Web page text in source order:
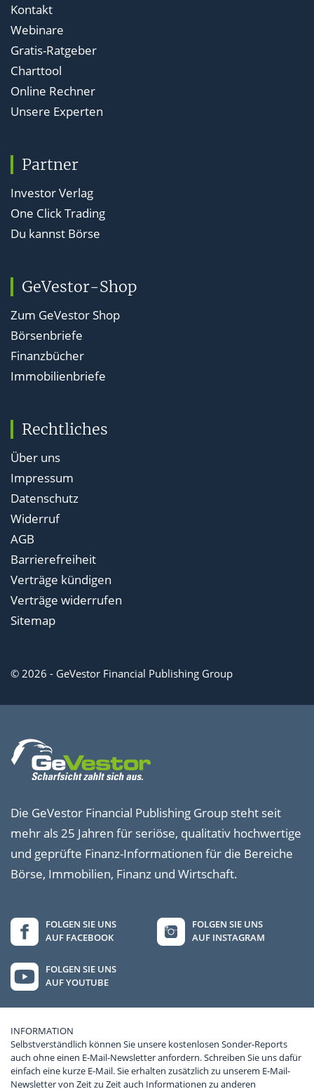
Kontakt
Webinare
Gratis-Ratgeber
Charttool
Online Rechner
Unsere Experten
Partner
Investor Verlag
One Click Trading
Du kannst Börse
GeVestor-Shop
Zum GeVestor Shop
Börsenbriefe
Finanzbücher
Immobilienbriefe
Rechtliches
Über uns
Impressum
Datenschutz
Widerruf
AGB
Barrierefreiheit
Verträge kündigen
Verträge widerrufen
Sitemap
© 2026 - GeVestor Financial Publishing Group
Die GeVestor Financial Publishing Group steht seit
mehr als 25 Jahren für seriöse, qualitativ hochwertige
und geprüfte Finanz-Informationen für die Bereiche
Börse, Immobilien, Finanz und Wirtschaft.
FOLGEN SIE UNS
AUF FACEBOOK
FOLGEN SIE UNS
AUF INSTAGRAM
FOLGEN SIE UNS
AUF YOUTUBE
INFORMATION
Selbstverständlich können Sie unsere kostenlosen Sonder-Reports
auch ohne einen E-Mail-Newsletter anfordern. Schreiben Sie uns dafür
einfach eine kurze E-Mail. Sie erhalten zusätzlich zu unserem E-Mail-
Newsletter von Zeit zu Zeit auch Informationen zu anderen